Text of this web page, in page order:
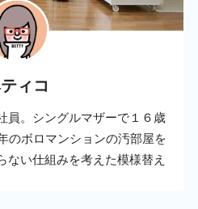
ィコ
員。シングルマザーで１６歳
のボロマンションの汚部屋を
ない仕組みを考えた模様替え